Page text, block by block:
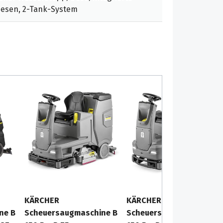
2-Tank-System
B
KÄRCHER
Scheuersaugmaschine B
KÄRCHER
Scheuersaugmaschine B